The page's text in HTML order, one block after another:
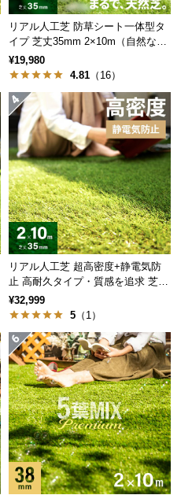
リアル人工芝 防草シート一体型タ
イプ 芝丈35mm 2×10m（自然な見
た目追求・U字ピン付）
¥19,980
4.81 （16）
リアル人工芝 超高密度+静電気防
止 高耐久タイプ・質感を追求 芝丈
35mm 2×10m
¥32,999
5 （1）